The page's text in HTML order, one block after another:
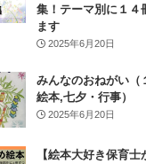
集！テーマ別に１４
ます
2025年6月20日
みんなのおねがい（
絵本,七夕・行事）
2025年6月20日
【絵本大好き保育士